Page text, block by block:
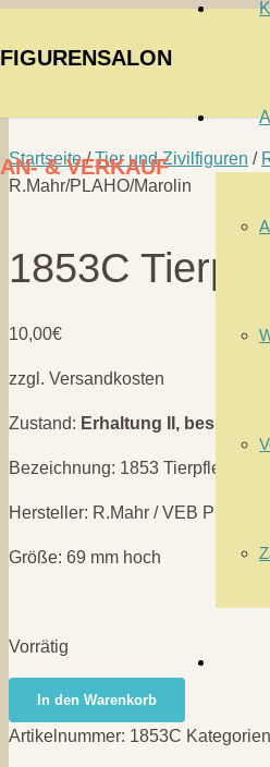
FIGURENSALON
AN- & VERKAUF
Startseite/Tier und Zivilfiguren /
R.Mahr/PLAHO/Marolin
1853C
10,00€
zzgl. Versandkosten
Zustand: Erhaltung II, bespielt
Bezeichnung: 1853 Tierpfleger
Hersteller: R.Mahr / VEB PLAHO /
Größe: 69 mm hoch
Vorrätig
1853C
Tierpfleger
-
In den Warenkorb
Artikelnummer: 1853C